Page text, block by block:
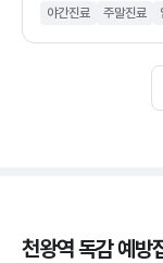
야간진료
주말진료
천왕역 독감 예방